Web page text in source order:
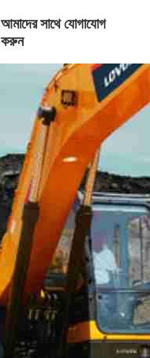
আমাদের সাথে যোগাযোগ
করুন